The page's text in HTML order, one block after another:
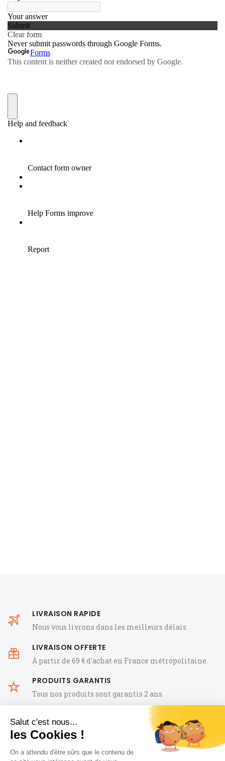
LIVRAISON RAPIDE
Nous vous livrons dans les meilleurs délais.
LIVRAISON OFFERTE
À partir de 69 € d'achat en France métropolitaine.
PRODUITS GARANTIS
Tous nos produits sont garantis 2 ans.